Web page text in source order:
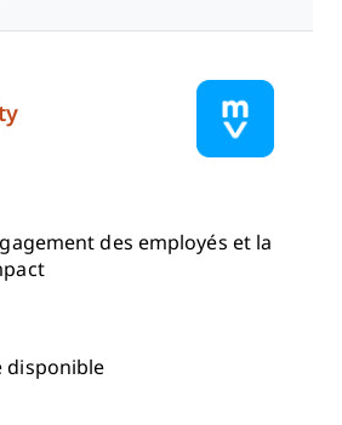
des employés et la
disponible